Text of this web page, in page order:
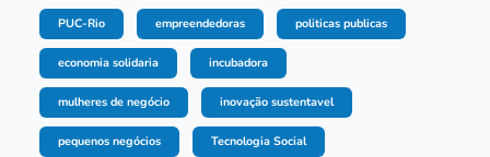
PUC-Rio empreendedoras politicas publicas
economia solidaria incubadora
mulheres de negócio inovação sustentavel
pequenos negócios Tecnologia Social